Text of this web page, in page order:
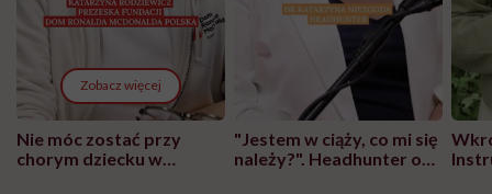
Zobacz więcej
Nie móc zostać przy
chorym dziecku w
"Jestem w ciąży, co mi się
należy?". Headhunter o